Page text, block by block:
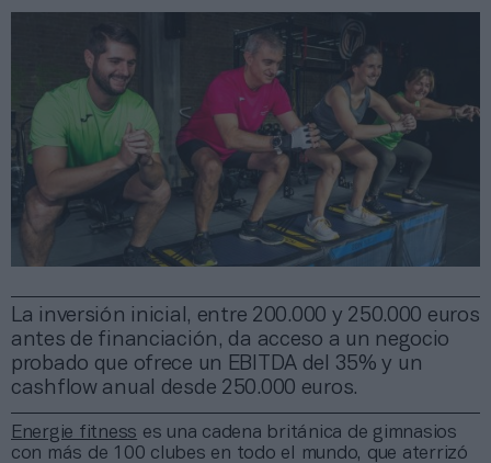
La inversión inicial, entre 200.000 y 250.000 euros
antes de financiación, da acceso a un negocio
probado que ofrece un EBITDA del 35% y un
cashflow anual desde 250.000 euros.
Energie fitness es una cadena británica de gimnasios
con más de 100 clubes en todo el mundo, que aterrizó